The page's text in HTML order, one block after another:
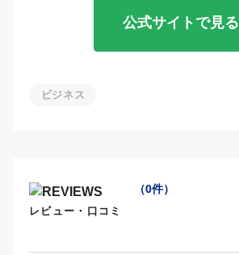
公式サイトで見る
ビジネス
（0件）
レビュー・口コミ